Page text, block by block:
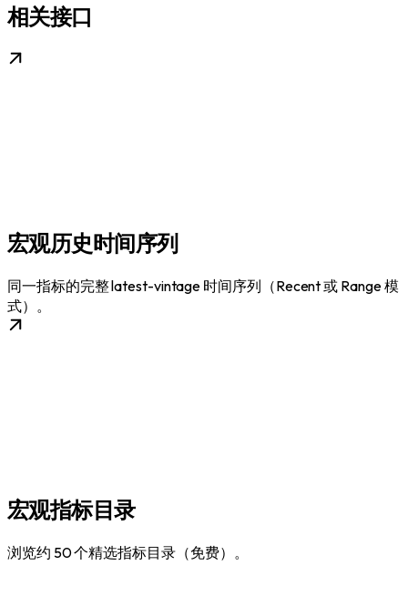
相关接口
宏观历史时间序列
同一指标的完整 latest-vintage 时间序列（Recent 或 Range 模
式）。
宏观指标目录
浏览约 50 个精选指标目录（免费）。